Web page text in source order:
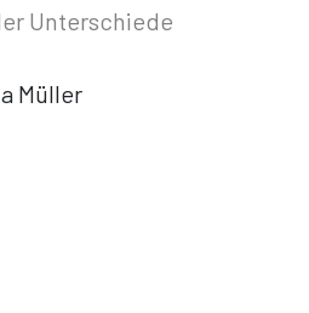
Unterschiede
Müller